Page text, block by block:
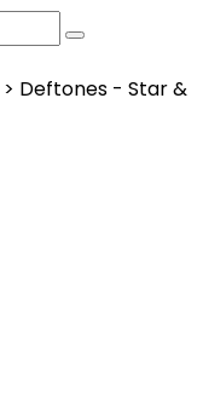
> Deftones - Star &